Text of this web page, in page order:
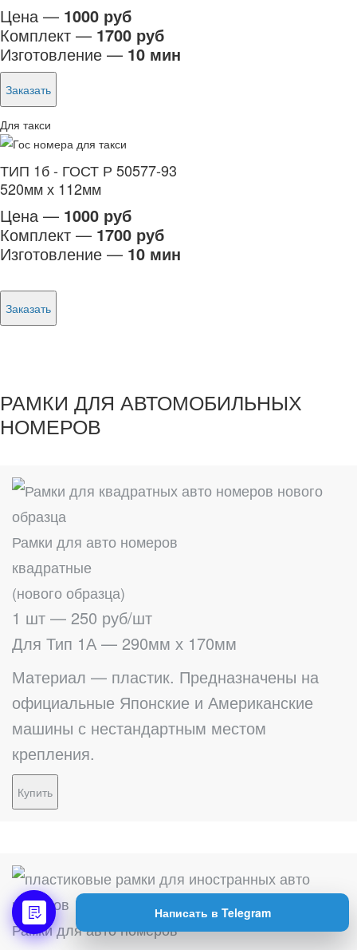
Написать в Telegram
Цена — 1000 руб
Комплект — 1700 руб
Изготовление — 10 мин
Заказать
Для такси
ТИП 1б - ГОСТ Р 50577-93
520мм х 112мм
Цена — 1000 руб
Комплект — 1700 руб
Изготовление — 10 мин
Заказать
РАМКИ ДЛЯ АВТОМОБИЛЬНЫХ
НОМЕРОВ
Рамки для авто номеров
квадратные
(нового образца)
1 шт — 250 руб/шт
Для Тип 1А — 290мм х 170мм
Материал — пластик. Предназначены на
официальные Японские и Американские
машины с нестандартным местом
крепления.
Купить
Рамки для авто номеров